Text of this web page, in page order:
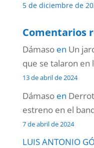
5 de diciembre de
Comentarios
Dámasoen Un
que se talaron en
13 de abril de 2024
Dámasoen
estreno en el
7 de abril de 2024
LUIS ANTONIO